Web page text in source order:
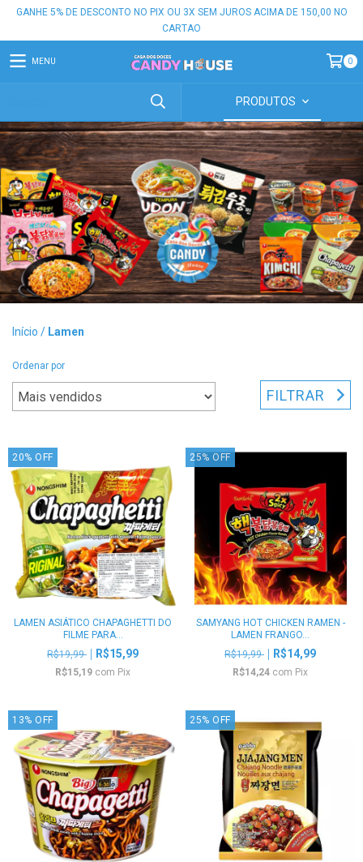
GANHE 5% DE DESCONTO NO PIX OU 3X SEM JUROS ACIMA DE 150,00 NO
CARTAO
MENU 0
PRODUTOS
Início / Lamen
Ordenar por
FILTRAR
20% OFF
LAMEN ASIÁTICO CHAPAGHETTI DO
FILME PARA...
R$19,99
R$15,99
R$15,19 com Pix
25% OFF
SAMYANG HOT CHICKEN RAMEN -
LAMEN FRANGO...
R$19,99
R$14,99
R$14,24 com Pix
13% OFF 25% OFF